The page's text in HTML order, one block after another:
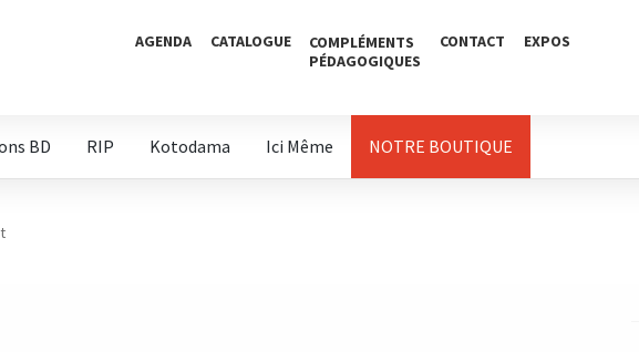
AGENDA CATALOGUE
COMPLÉMENTS
PÉDAGOGIQUES
CONTACT EXPOS
BD RIP Kotodama Ici Même NOTRE BOUTIQUE